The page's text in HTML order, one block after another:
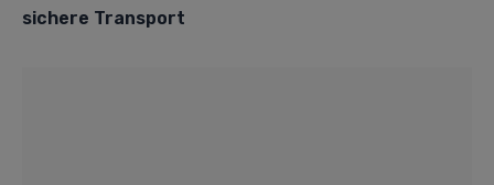
sichere Transport